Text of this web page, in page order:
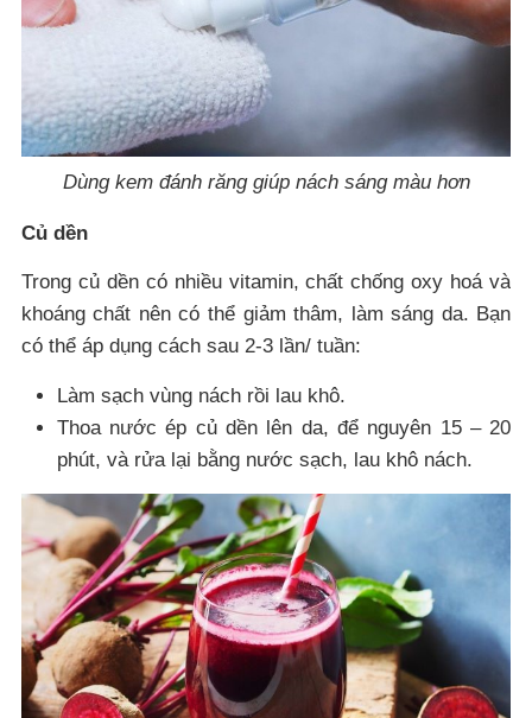
Dùng kem đánh răng giúp nách sáng màu hơn
Củ dền
Trong củ dền có nhiều vitamin, chất chống oxy hoá và
khoáng chất nên có thể giảm thâm, làm sáng da. Bạn
có thể áp dụng cách sau 2-3 lần/ tuần:
Làm sạch vùng nách rồi lau khô.
Thoa nước ép củ dền lên da, để nguyên 15 – 20
phút, và rửa lại bằng nước sạch, lau khô nách.